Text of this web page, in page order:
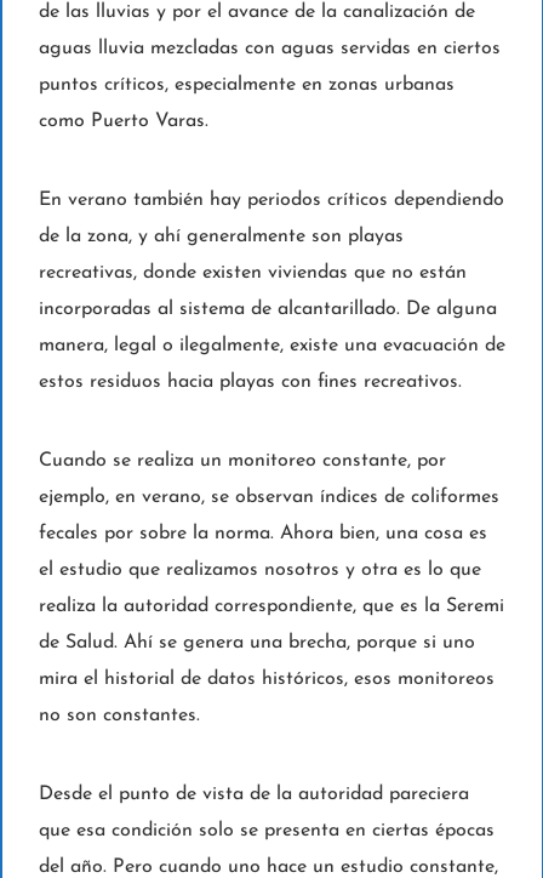
de las lluvias y por el avance de la canalización de
aguas lluvia mezcladas con aguas servidas en ciertos
puntos críticos, especialmente en zonas urbanas
como Puerto Varas.
En verano también hay periodos críticos dependiendo
de la zona, y ahí generalmente son playas
recreativas, donde existen viviendas que no están
incorporadas al sistema de alcantarillado. De alguna
manera, legal o ilegalmente, existe una evacuación de
estos residuos hacia playas con fines recreativos.
Cuando se realiza un monitoreo constante, por
ejemplo, en verano, se observan índices de coliformes
fecales por sobre la norma. Ahora bien, una cosa es
el estudio que realizamos nosotros y otra es lo que
realiza la autoridad correspondiente, que es la Seremi
de Salud. Ahí se genera una brecha, porque si uno
mira el historial de datos históricos, esos monitoreos
no son constantes.
Desde el punto de vista de la autoridad pareciera
que esa condición solo se presenta en ciertas épocas
del año. Pero cuando uno hace un estudio constante,